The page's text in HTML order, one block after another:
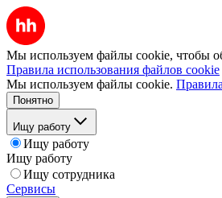
Мы используем файлы cookie, чтобы
Правила использования файлов cookie
Мы используем файлы cookie.
Понятно
Ищу работу
Ищу работу
Ищу работу
Ищу сотрудника
Сервисы